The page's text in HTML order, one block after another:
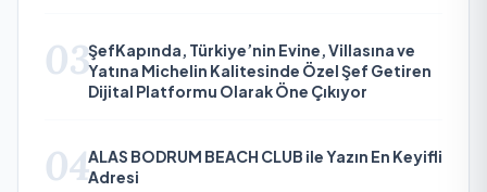
03ŞefKapında, Türkiye’nin Evine, Villasına ve
Yatına Michelin Kalitesinde Özel Şef Getiren
Dijital Platformu Olarak Öne Çıkıyor
04ALAS BODRUM BEACH CLUB ile Yazın En Keyifli
Adresi